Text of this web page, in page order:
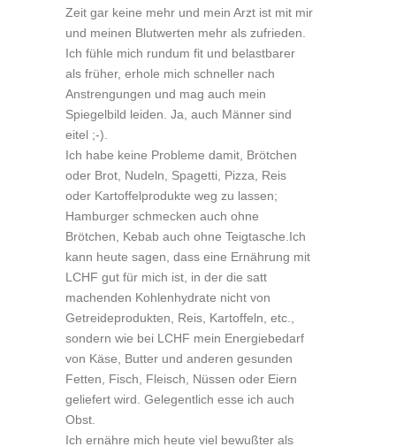
Zeit gar keine mehr und mein Arzt ist mit mir
und meinen Blutwerten mehr als zufrieden.
Ich fühle mich rundum fit und belastbarer
als früher, erhole mich schneller nach
Anstrengungen und mag auch mein
Spiegelbild leiden. Ja, auch Männer sind
eitel ;-).
Ich habe keine Probleme damit, Brötchen
oder Brot, Nudeln, Spagetti, Pizza, Reis
oder Kartoffelprodukte weg zu lassen;
Hamburger schmecken auch ohne
Brötchen, Kebab auch ohne Teigtasche.Ich
kann heute sagen, dass eine Ernährung mit
LCHF gut für mich ist, in der die satt
machenden Kohlenhydrate nicht von
Getreideprodukten, Reis, Kartoffeln, etc.,
sondern wie bei LCHF mein Energiebedarf
von Käse, Butter und anderen gesunden
Fetten, Fisch, Fleisch, Nüssen oder Eiern
geliefert wird. Gelegentlich esse ich auch
Obst.
Ich ernähre mich heute viel bewußter als